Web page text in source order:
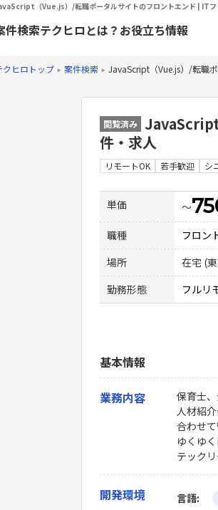
（Vue.js）/転職ポータルサイトのフロントエンド | IT
件検索テクヒロとは？ お役立ち情報
クヒロトップ 案件検索 JavaScript（Vue.js）/転職
閲覧済み
件・求人
リモートOK 若手歓迎 シ
単価 〜
職種
フロン
場所
在宅 (
勤務形態
フルリ
基本情報
業務内容
保育士
人材紹
合わせ
ゆくゆ
テック
開発環境 言語: